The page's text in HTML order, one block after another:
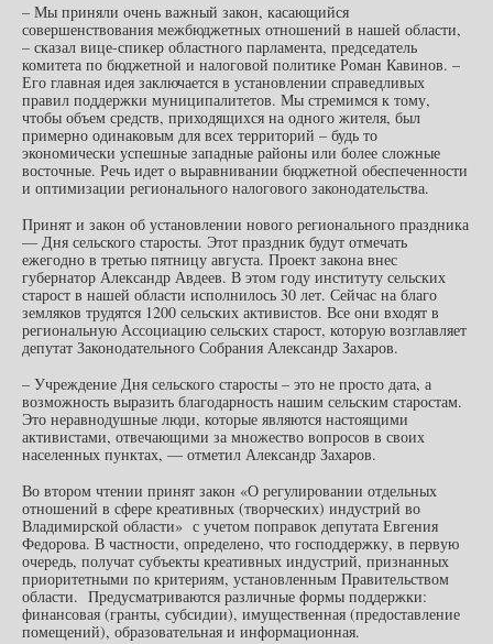
– Мы приняли очень важный закон, касающийся
совершенствования межбюджетных отношений в нашей области,
– сказал вице-спикер областного парламента, председатель
комитета по бюджетной и налоговой политике Роман Кавинов. –
Его главная идея заключается в установлении справедливых
правил поддержки муниципалитетов. Мы стремимся к тому,
чтобы объем средств, приходящихся на одного жителя, был
примерно одинаковым для всех территорий – будь то
экономически успешные западные районы или более сложные
восточные. Речь идет о выравнивании бюджетной обеспеченности
и оптимизации регионального налогового законодательства.
Принят и закон об установлении нового регионального праздника
— Дня сельского старосты. Этот праздник будут отмечать
ежегодно в третью пятницу августа. Проект закона внес
губернатор Александр Авдеев. В этом году институту сельских
старост в нашей области исполнилось 30 лет. Сейчас на благо
земляков трудятся 1200 сельских активистов. Все они входят в
региональную Ассоциацию сельских старост, которую возглавляет
депутат Законодательного Собрания Александр Захаров.
– Учреждение Дня сельского старосты – это не просто дата, а
возможность выразить благодарность нашим сельским старостам.
Это неравнодушные люди, которые являются настоящими
активистами, отвечающими за множество вопросов в своих
населенных пунктах, — отметил Александр Захаров.
Во втором чтении принят закон «О регулировании отдельных
отношений в сфере креативных (творческих) индустрий во
Владимирской области» с учетом поправок депутата Евгения
Федорова. В частности, определено, что господдержку, в первую
очередь, получат субъекты креативных индустрий, признанных
приоритетными по критериям, установленным Правительством
области. Предусматриваются различные формы поддержки:
финансовая (гранты, субсидии), имущественная (предоставление
помещений), образовательная и информационная.